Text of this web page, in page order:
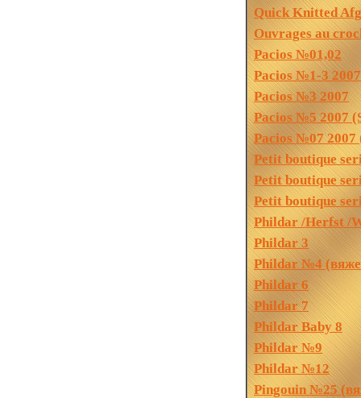
Quick Knitted
Ouvrages au
Pacios №01,02
Pacios №1-3 2007
Pacios №3 2007
Pacios №5 2007
Pacios №07 2007
Petit boutique
Petit boutique
Petit boutique
Phildar /Herfst /
Phildar 3
Phildar №4
Phildar 6
Phildar 7
Phildar Baby 8
Phildar №9
Phildar №12
Pingouin №25